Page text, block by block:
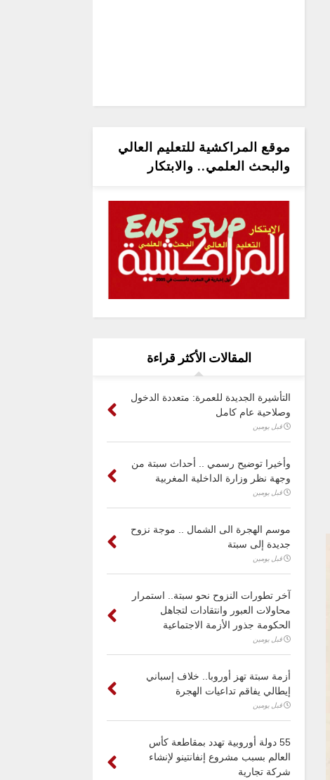
موقع المراكشية للتعليم العالي
والبحث العلمي.. والابتكار
المقالات الأكثر قراءة
التأشيرة الجديدة للعمرة: متعددة الدخول
وصلاحية عام كامل
قبل يومين
وأخيرا توضيح رسمي .. أحداث سبتة من
وجهة نظر وزارة الداخلية المغربية
قبل يومين
موسم الهجرة الى الشمال .. موجة نزوح
جديدة إلى سبتة
قبل يومين
آخر تطورات النزوح نحو سبتة.. استمرار
محاولات العبور وانتقادات لتجاهل
الحكومة جذور الأزمة الاجتماعية
قبل يومين
أزمة سبتة تهز أوروبا.. خلاف إسباني
إيطالي يفاقم تداعيات الهجرة
قبل يومين
55 دولة أوروبية تهدد بمقاطعة كأس
العالم بسبب مشروع إنفانتينو لإنشاء
شركة تجارية